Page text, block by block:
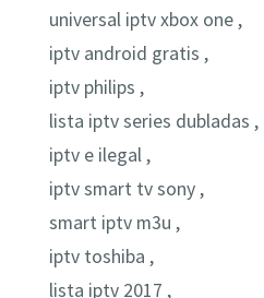
universal iptv xbox one ,
iptv android gratis ,
iptv philips ,
lista iptv series dubladas ,
iptv e ilegal ,
iptv smart tv sony ,
smart iptv m3u ,
iptv toshiba ,
lista iptv 2017 ,